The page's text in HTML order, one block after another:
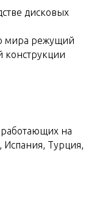
дисковых
мира режущий
конструкции
на
Испания, Турция,